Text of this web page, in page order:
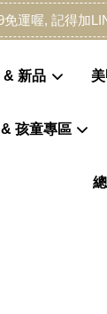
免運喔, 記得加
& 新品
孩童專區